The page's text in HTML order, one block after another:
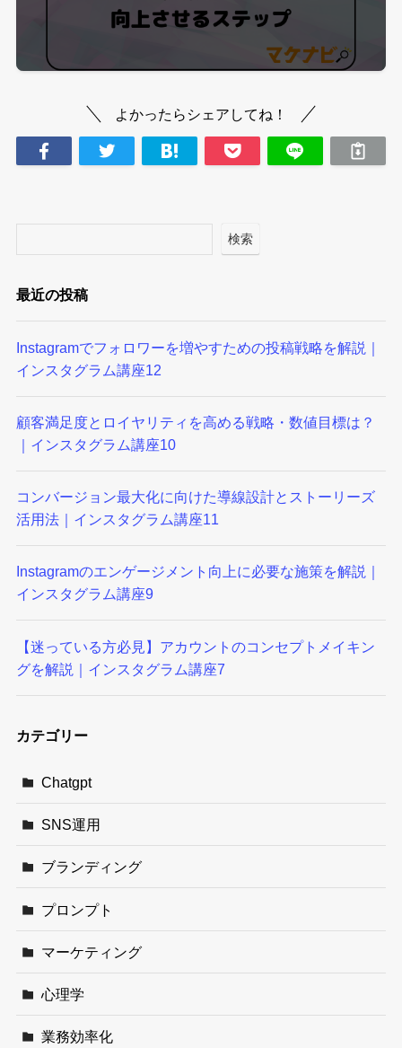
よかったらシェアしてね！
検索
最近の投稿
Instagramでフォロワーを増やすための投稿戦略を解説｜
インスタグラム講座12
顧客満足度とロイヤリティを高める戦略・数値目標は？
｜インスタグラム講座10
コンバージョン最大化に向けた導線設計とストーリーズ
活用法｜インスタグラム講座11
Instagramのエンゲージメント向上に必要な施策を解説｜
インスタグラム講座9
【迷っている方必見】アカウントのコンセプトメイキン
グを解説｜インスタグラム講座7
カテゴリー
Chatgpt
SNS運用
ブランディング
プロンプト
マーケティング
心理学
業務効率化